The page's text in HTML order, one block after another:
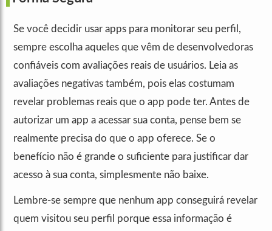
Se você decidir usar apps para monitorar seu perfil,
sempre escolha aqueles que vêm de desenvolvedoras
confiáveis com avaliações reais de usuários. Leia as
avaliações negativas também, pois elas costumam
revelar problemas reais que o app pode ter. Antes de
autorizar um app a acessar sua conta, pense bem se
realmente precisa do que o app oferece. Se o
benefício não é grande o suficiente para justificar dar
acesso à sua conta, simplesmente não baixe.
Lembre-se sempre que nenhum app conseguirá revelar
quem visitou seu perfil porque essa informação é